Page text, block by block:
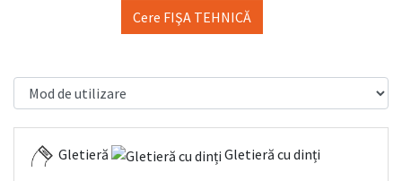
Cere FIŞA TEHNICĂ
Gletieră Gletieră cu dinți